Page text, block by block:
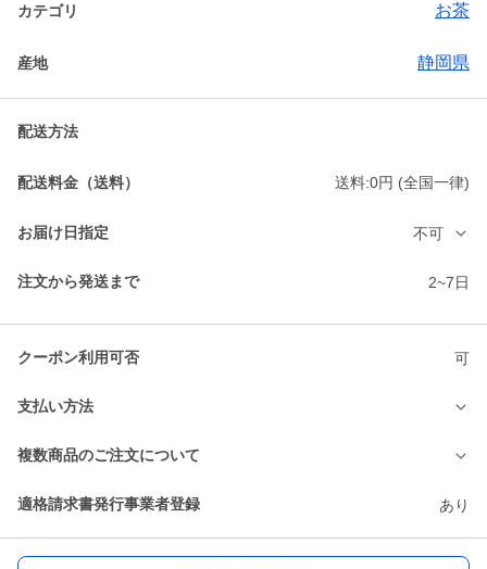
カテゴリ お茶
産地 静岡県
配送方法
配送料金（送料） 送料:0円 (全国一律)
お届け日指定 不可
注文から発送まで 2~7日
クーポン利用可否 可
支払い方法
複数商品のご注文について
適格請求書発行事業者登録 あり